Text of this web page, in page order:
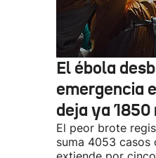
El ébola
emergencia
deja ya
El peor brote
suma 4053 casos